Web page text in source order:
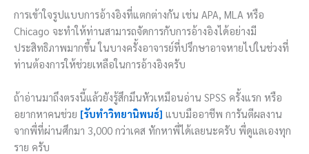
การเข้าใจรูปแบบการอ้างอิงที่แตกต่างกัน เช่น APA, MLA หรือ
Chicago จะทำให้ท่านสามารถจัดการกับการอ้างอิงได้อย่างมี
ประสิทธิภาพมากขึ้น ในบางครั้งอาจารย์ที่ปรึกษาอาจหายไปในช่วงที่
ท่านต้องการให้ช่วยเหลือในการอ้างอิงครับ
ถ้าอ่านมาถึงตรงนี้แล้วยังรู้สึกมึนหัวเหมือนอ่าน SPSS ครั้งแรก หรือ
อยากหาคนช่วย [รับทำวิทยานิพนธ์] แบบมืออาชีพ การันตีผลงาน
จากพี่ที่ผ่านศึกมา 3,000 กว่าเคส ทักหาพี่ได้เลยนะครับ พี่ดูแลเองทุก
ราย ครับ